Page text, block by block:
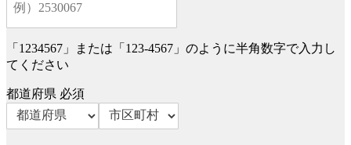
「1234567」または「123-4567」のように半角数字で入力し
てください
都道府県 必須